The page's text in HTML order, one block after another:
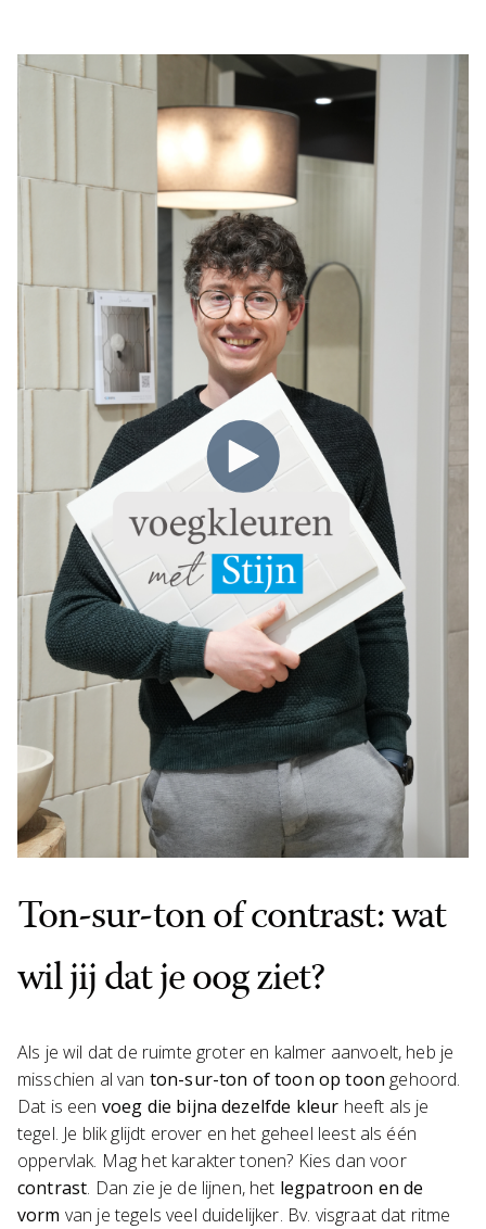
Ton-sur-ton of contrast: wat
wil jij dat je oog ziet?
Als je wil dat de ruimte groter en kalmer aanvoelt, heb je
misschien al van ton-sur-ton of toon op toon gehoord.
Dat is een voeg die bijna dezelfde kleur heeft als je
tegel. Je blik glijdt erover en het geheel leest als één
oppervlak. Mag het karakter tonen? Kies dan voor
contrast. Dan zie je de lijnen, het legpatroon en de
vorm van je tegels veel duidelijker. Bv. visgraat dat ritme